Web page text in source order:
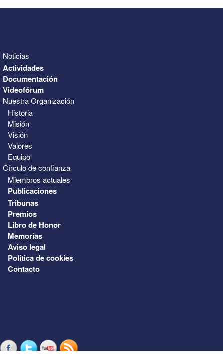
Noticias
Actividades
Documentación
Videofórum
Nuestra Organización
Historia
Misión
Visión
Valores
Equipo
Círculo de confianza
Miembros actuales
Publicaciones
Tribunas
Premios
Libro de Honor
Memorias
Aviso legal
Política de cookies
Contacto